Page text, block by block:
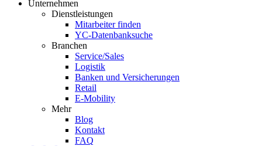
Unternehmen
Dienstleistungen
Mitarbeiter finden
YC-Datenbanksuche
Branchen
Service/Sales
Logistik
Banken und Versicherungen
Retail
E-Mobility
Mehr
Blog
Kontakt
FAQ